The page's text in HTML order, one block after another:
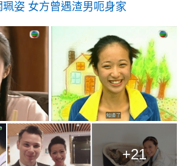
姿 女方曾遇渣男呃身家
+21